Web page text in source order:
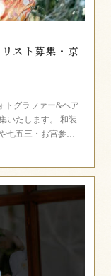
スト募集・京
トグラファー&ヘア
いたします。 和装
七五三・お宮参…